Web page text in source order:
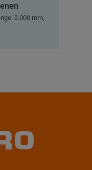
2.000 mm,